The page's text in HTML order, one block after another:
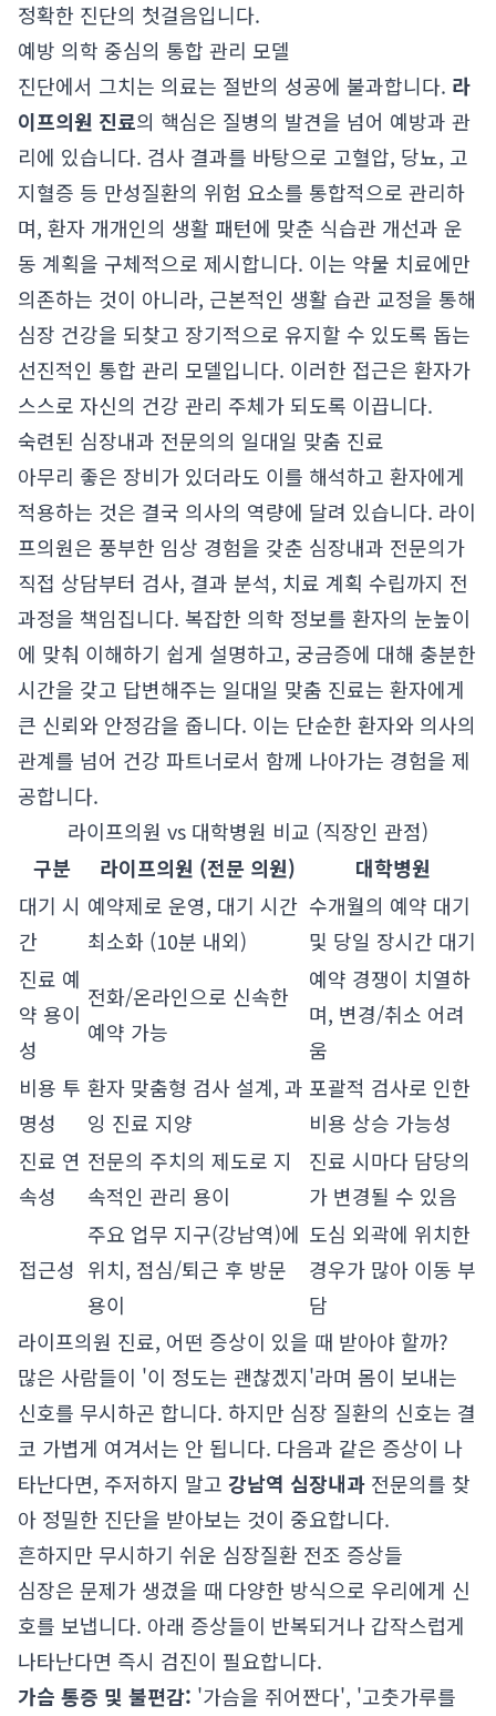
정확한 진단의 첫걸음입니다.
예방 의학 중심의 통합 관리 모델
진단에서 그치는 의료는 절반의 성공에 불과합니다. 라
이프의원 진료의 핵심은 질병의 발견을 넘어 예방과 관
리에 있습니다. 검사 결과를 바탕으로 고혈압, 당뇨, 고
지혈증 등 만성질환의 위험 요소를 통합적으로 관리하
며, 환자 개개인의 생활 패턴에 맞춘 식습관 개선과 운
동 계획을 구체적으로 제시합니다. 이는 약물 치료에만
의존하는 것이 아니라, 근본적인 생활 습관 교정을 통해
심장 건강을 되찾고 장기적으로 유지할 수 있도록 돕는
선진적인 통합 관리 모델입니다. 이러한 접근은 환자가
스스로 자신의 건강 관리 주체가 되도록 이끕니다.
숙련된 심장내과 전문의의 일대일 맞춤 진료
아무리 좋은 장비가 있더라도 이를 해석하고 환자에게
적용하는 것은 결국 의사의 역량에 달려 있습니다. 라이
프의원은 풍부한 임상 경험을 갖춘 심장내과 전문의가
직접 상담부터 검사, 결과 분석, 치료 계획 수립까지 전
과정을 책임집니다. 복잡한 의학 정보를 환자의 눈높이
에 맞춰 이해하기 쉽게 설명하고, 궁금증에 대해 충분한
시간을 갖고 답변해주는 일대일 맞춤 진료는 환자에게
큰 신뢰와 안정감을 줍니다. 이는 단순한 환자와 의사의
관계를 넘어 건강 파트너로서 함께 나아가는 경험을 제
공합니다.
라이프의원 vs 대학병원 비교 (직장인 관점)
구분
라이프의원 (전문 의원)
대학병원
대기 시
간
예약제로 운영, 대기 시간
최소화 (10분 내외)
수개월의 예약 대기
및 당일 장시간 대기
진료 예
약 용이
성
전화/온라인으로 신속한
예약 가능
예약 경쟁이 치열하
며, 변경/취소 어려
움
비용 투
명성
환자 맞춤형 검사 설계, 과
잉 진료 지양
포괄적 검사로 인한
비용 상승 가능성
진료 연
속성
전문의 주치의 제도로 지
속적인 관리 용이
진료 시마다 담당의
가 변경될 수 있음
접근성
주요 업무 지구(강남역)에
위치, 점심/퇴근 후 방문
용이
도심 외곽에 위치한
경우가 많아 이동 부
담
라이프의원 진료, 어떤 증상이 있을 때 받아야 할까?
많은 사람들이 '이 정도는 괜찮겠지'라며 몸이 보내는
신호를 무시하곤 합니다. 하지만 심장 질환의 신호는 결
코 가볍게 여겨서는 안 됩니다. 다음과 같은 증상이 나
타난다면, 주저하지 말고 강남역 심장내과 전문의를 찾
아 정밀한 진단을 받아보는 것이 중요합니다.
흔하지만 무시하기 쉬운 심장질환 전조 증상들
심장은 문제가 생겼을 때 다양한 방식으로 우리에게 신
호를 보냅니다. 아래 증상들이 반복되거나 갑작스럽게
나타난다면 즉시 검진이 필요합니다.
가슴 통증 및 불편감: '가슴을 쥐어짠다', '고춧가루를